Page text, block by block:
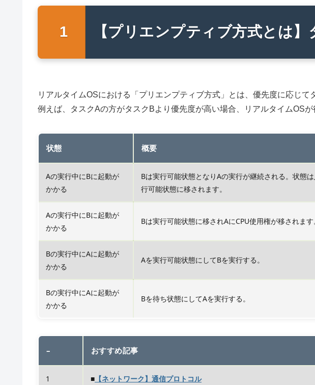
【プリエンプティブ方式とは
リアルタイムOSにおける「プリエンプティブ方式」とは、優先度に応じて
例えば、タスクAの方がタスクBより優先度が高い場合、リアルタイムOSが
状態 概要
Aの実行中にBに起動が
かかる
Bは実行可能状態となりAの実行が継続される。状態
行可能状態に移されます。
Aの実行中にBに起動が
かかる
Bは実行可能状態に移されAにCPU使用権が移されます
Bの実行中にAに起動が
かかる
Aを実行可能状態にしてBを実行する。
Bの実行中にAに起動が
かかる
Bを待ち状態にしてAを実行する。
– おすすめ記事
1 ■ 【ネットワーク】通信プロトコル